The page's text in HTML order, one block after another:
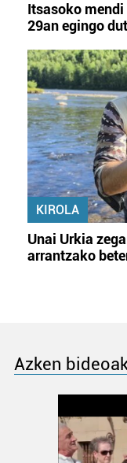
Itsasoko
29an egingo
KIROLA
Unai Urkia
arrantzako
Azken